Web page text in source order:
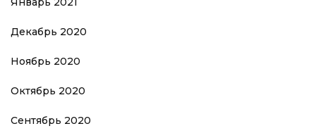
Декабрь 2020
Ноябрь 2020
Октябрь 2020
Сентябрь 2020